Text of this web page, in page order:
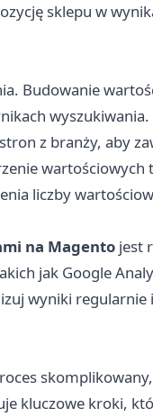
sklepu w
Budowanie
z branży, aby
wartościowych
liczby
na Magento jest
jak Google
wyniki
kluczowe kroki,